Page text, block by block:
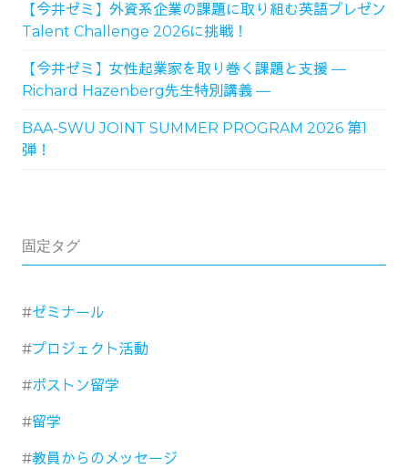
【今井ゼミ】外資系企業の課題に取り組む英語プレゼン
Talent Challenge 2026に挑戦！
【今井ゼミ】女性起業家を取り巻く課題と支援 ―
Richard Hazenberg先生特別講義 ―
BAA-SWU JOINT SUMMER PROGRAM 2026 第1
弾！
固定タグ
ゼミナール
プロジェクト活動
ボストン留学
留学
教員からのメッセージ